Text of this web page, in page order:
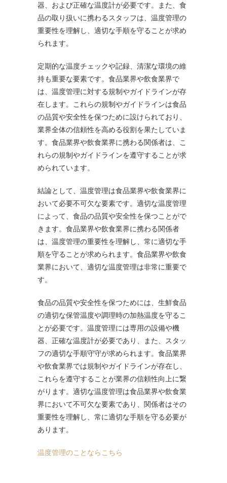
器、および正確な温度計が必要です。また、食
品の取り扱いに携わるスタッフは、温度管理の
重要性を理解し、適切な手順を守ることが求め
られます。
定期的な温度チェックや記録、清潔な環境の維
持も重要な要素です。食品業界や飲食業界で
は、温度管理に対する規制やガイドラインが存
在します。これらの規制やガイドラインは食品
の品質や安全性を保つために設けられており、
業界全体の信頼性を高める役割を果たしていま
す。食品業界や飲食業界に携わる関係者は、こ
れらの規制やガイドラインを遵守することが求
められています。
結論として、温度管理は食品業界や飲食業界に
おいて必要不可欠な要素です。適切な温度管理
によって、食品の品質や安全性を保つことがで
きます。食品業界や飲食業界に携わる関係者
は、温度管理の重要性を理解し、常に適切な手
順を守ることが求められます。食品業界や飲食
業界において、適切な温度管理は非常に重要で
す。
食品の品質や安全性を保つためには、生鮮食品
の適切な保管温度や調理時の加熱温度を守るこ
とが必要です。温度管理には専用の設備や機
器、正確な温度計が必要であり、また、スタッ
フの適切な手順守守が求められます。食品業界
や飲食業界では規制やガイドラインが存在し、
これらを遵守することが業界の信頼性向上に繋
がります。適切な温度管理は食品業界や飲食業
界において不可欠な要素であり、関係者はその
重要性を理解し、常に適切な手順を守る必要が
あります。
温度管理のことならこちら